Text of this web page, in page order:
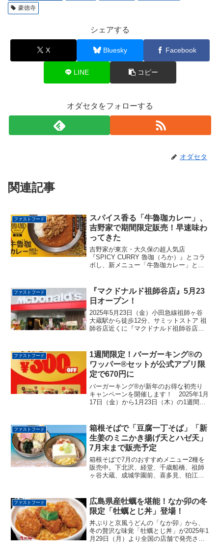
豪徳寺
シェアする
X Bluesky Facebook
LINE コピー
オダセタをフォローする
オダセタ
関連記事
ファストフード
スパイス香る「牛魯珈カレー」、
吉野家で期間限定販売！早速味わ
ってきた
吉野家が東京・大久保の超人気店
『SPICY CURRY 魯珈（ろか）』とコラ
ボし、新メニュー「牛魯珈カレー」と
でを予定していますが、早期終了の可能
性もあります。スパ...
ファストフード
『マクドナルド祖師谷店』5月23
日オープン！
2025年5月23日（金）小田急線祖師ヶ谷
大蔵駅から徒歩12分、サミットストア 祖
師谷店近くに『マクドナルド祖師谷店』
のお隣でもあります元々サミットの駐車
場だった場所で...
ファストフード
1週間限定！バーガーキング®の
ワッパー®セットが公式アプリ限
定で670円に
バーガーキング®が新年のお得な初売り
キャンペーンを開催します！ 2025年1月
17日（金）から1月23日（木）の1週間限
670円で楽しめるチャンスです。この割
引...
ファストフード
箱根そばで「豆腐一丁そば」「新
生姜のミニかき揚げ天とハゼ天」
7月末まで販売予定
箱根そばで7月のおすすめメニュー2種を
販売中。下北沢、経堂、千歳船橋、祖師
ヶ谷大蔵、成城学園前、喜多見、狛江の
ファストフード
広島県産牡蠣を堪能！なか卯の冬
限定「牡蠣とじ丼」登場！
丼ぶりと京風うどんの「なか卯」から、
冬の贅沢な味覚「牡蠣とじ丼」が2025年1
月29日（月）より全国の店舗で発売され